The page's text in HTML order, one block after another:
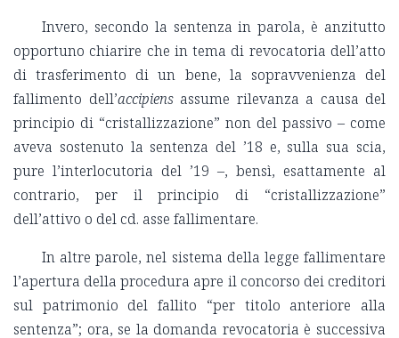
Invero, secondo la sentenza in parola, è anzitutto
opportuno chiarire che in tema di revocatoria dell’atto
di trasferimento di un bene, la sopravvenienza del
fallimento dell’accipiensassume rilevanza a causa del
principio di “cristallizzazione” non del passivo – come
aveva sostenuto la sentenza del ’18 e, sulla sua scia,
pure l’interlocutoria del ’19 –, bensì, esattamente al
contrario, per il principio di “cristallizzazione”
dell’attivo o del cd. asse fallimentare.
In altre parole, nel sistema della legge fallimentare
l’apertura della procedura apre il concorso dei creditori
sul patrimonio del fallito “per titolo anteriore alla
sentenza”; ora, se la domanda revocatoria è successiva